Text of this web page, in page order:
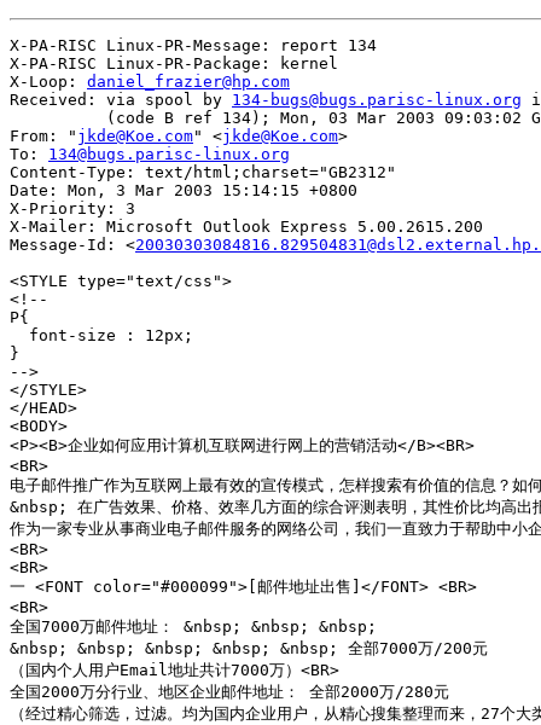
X-PA-RISC Linux-PR-Message: report 134
X-PA-RISC Linux-PR-Package: kernel
X-Loop: daniel_frazier@hp.com
Received: via spool by 134-bugs@bugs.parisc-linux.org
(code B ref 134); Mon, 03 Mar 2003 09:03:02
From: " jkde@Koe.com" <jkde@Koe.com>
To: 134@bugs.parisc-linux.org
Content-Type: text/html;charset="GB2312"
Date: Mon, 3 Mar 2003 15:14:15 +0800
X-Priority: 3
X-Mailer: Microsoft Outlook Express 5.00.2615.200
Message-Id: <
<STYLE type="text/css">
<!--
P{
  font-size : 12px;
}
-->
</STYLE>
</HEAD>
<BODY>
<P><B>企业如何应用计算机互联网进行网上的营销活动</B><BR>
<BR>
电子邮件推广作为互联网上最有效的宣传模式，怎样搜索有价值的信息？
&nbsp; 在广告效果、价格、效率几方面的综合评测表明，其性价比均高出
作为一家专业从事商业电子邮件服务的网络公司，我们一直致力于帮助中
<BR>
<BR>
一 <FONT color="#000099">[邮件地址出售]</FONT> <BR>
<BR>
全国7000万邮件地址： &nbsp; &nbsp; &nbsp;
&nbsp; &nbsp; &nbsp; &nbsp; &nbsp; 全部7000万/200元
（国内个人用户Email地址共计7000万）<BR>
全国2000万分行业、地区企业邮件地址： 全部2000万/280元
（经过精心筛选，过滤。均为国内企业用户，从精心搜集整理而来，27个